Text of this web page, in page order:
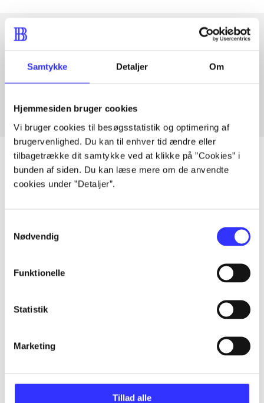
Samtykke Detaljer Om
Hjemmesiden bruger cookies
Vi bruger cookies til besøgsstatistik og optimering af
brugervenlighed. Du kan til enhver tid ændre eller
tilbagetrække dit samtykke ved at klikke på ”Cookies” i
bunden af siden. Du kan læse mere om de anvendte
cookies under ”Detaljer”.
Nødvendig
Funktionelle
Statistik
Marketing
Tillad alle
Artikler med samme emner